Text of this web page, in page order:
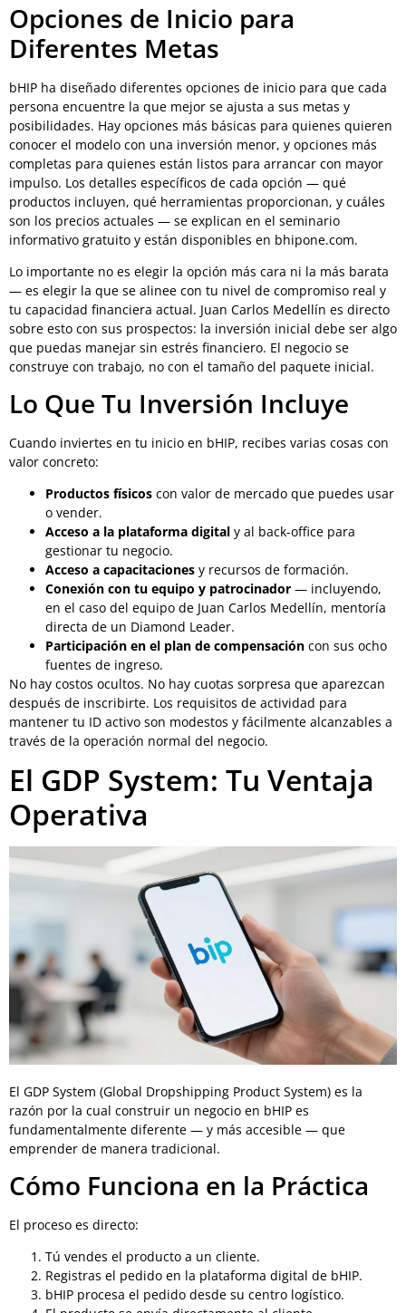
Opciones de Inicio para
Diferentes Metas
bHIP ha diseñado diferentes opciones de inicio para que cada
persona encuentre la que mejor se ajusta a sus metas y
posibilidades. Hay opciones más básicas para quienes quieren
conocer el modelo con una inversión menor, y opciones más
completas para quienes están listos para arrancar con mayor
impulso. Los detalles específicos de cada opción — qué
productos incluyen, qué herramientas proporcionan, y cuáles
son los precios actuales — se explican en el seminario
informativo gratuito y están disponibles en bhipone.com.
Lo importante no es elegir la opción más cara ni la más barata
— es elegir la que se alinee con tu nivel de compromiso real y
tu capacidad financiera actual. Juan Carlos Medellín es directo
sobre esto con sus prospectos: la inversión inicial debe ser algo
que puedas manejar sin estrés financiero. El negocio se
construye con trabajo, no con el tamaño del paquete inicial.
Lo Que Tu Inversión Incluye
Cuando inviertes en tu inicio en bHIP, recibes varias cosas con
valor concreto:
Productos físicos con valor de mercado que puedes usar
o vender.
Acceso a la plataforma digital y al back-office para
gestionar tu negocio.
Acceso a capacitaciones y recursos de formación.
Conexión con tu equipo y patrocinador — incluyendo,
en el caso del equipo de Juan Carlos Medellín, mentoría
directa de un Diamond Leader.
Participación en el plan de compensación con sus ocho
fuentes de ingreso.
No hay costos ocultos. No hay cuotas sorpresa que aparezcan
después de inscribirte. Los requisitos de actividad para
mantener tu ID activo son modestos y fácilmente alcanzables a
través de la operación normal del negocio.
El GDP System: Tu Ventaja
Operativa
El GDP System (Global Dropshipping Product System) es la
razón por la cual construir un negocio en bHIP es
fundamentalmente diferente — y más accesible — que
emprender de manera tradicional.
Cómo Funciona en la Práctica
El proceso es directo:
Tú vendes el producto a un cliente.
Registras el pedido en la plataforma digital de bHIP.
bHIP procesa el pedido desde su centro logístico.